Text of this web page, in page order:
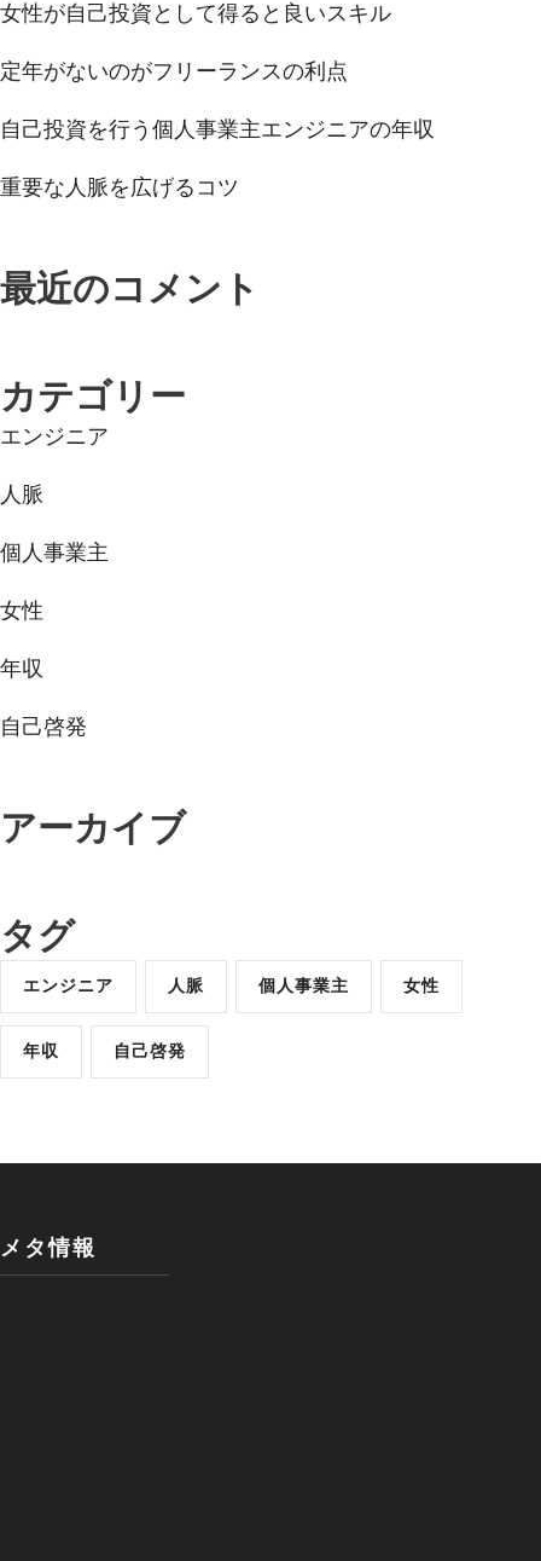
女性が自己投資として得ると良いスキル
定年がないのがフリーランスの利点
自己投資を行う個人事業主エンジニアの年収
重要な人脈を広げるコツ
最近のコメント
カテゴリー
エンジニア
人脈
個人事業主
女性
年収
自己啓発
アーカイブ
タグ
エンジニア 人脈 個人事業主 女性
年収 自己啓発
メタ情報